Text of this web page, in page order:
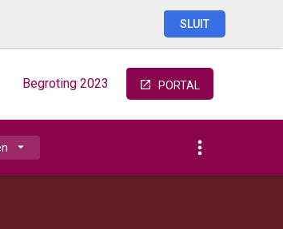
SLUIT
Begroting 2023 PORTAL